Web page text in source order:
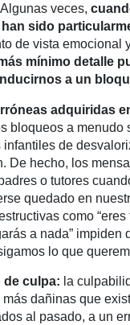
veces,
sido
de vista emocional
mínimo detalle
a un
adquiridas
bloqueos a menudo
de
De hecho, los
o tutores
quedado en
como “eres
a nada” impiden
lo que
de culpa: la
dañinas que
al pasado, a un